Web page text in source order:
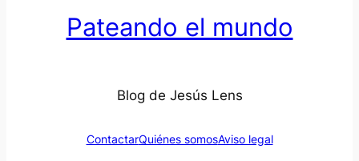
Pateando el mundo
Blog de Jesús Lens
ContactarQuiénes somosAviso legal